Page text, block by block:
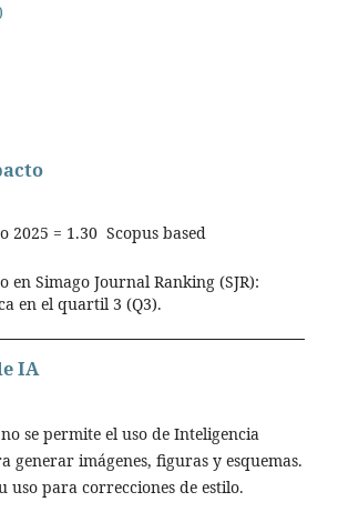
2025 = 1.30 Scopus based
en Simago Journal Ranking (SJR):
en el quartil 3 (Q3).
IA
se permite el uso de Inteligencia
generar imágenes, figuras y esquemas.
uso para correcciones de estilo.